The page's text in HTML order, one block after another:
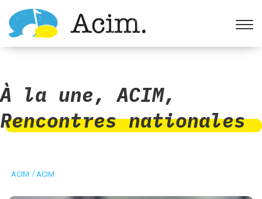
Ouvrir la barre d’outils
À la une,ACIM,
Rencontres nationales
ACIM /ACIM